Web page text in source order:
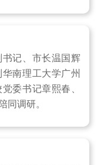
记、市长温国辉
南理工大学广州
委书记章熙春、
同调研。